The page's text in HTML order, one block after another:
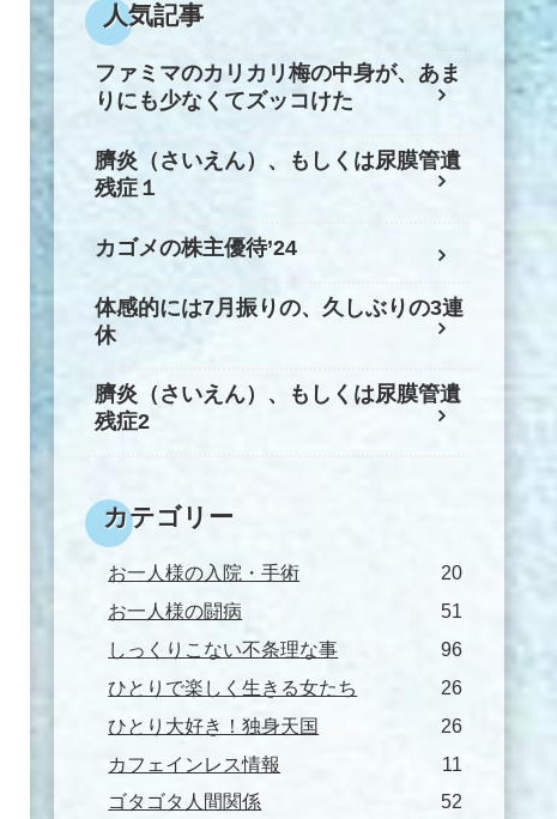
人気記事
ファミマのカリカリ梅の中身が、あま
りにも少なくてズッコけた
臍炎（さいえん）、もしくは尿膜管遺
残症１
カゴメの株主優待’24
体感的には7月振りの、久しぶりの3連
休
臍炎（さいえん）、もしくは尿膜管遺
残症2
カテゴリー
お一人様の入院・手術
20
お一人様の闘病
51
しっくりこない不条理な事
96
ひとりで楽しく生きる女たち
26
ひとり大好き！独身天国
26
カフェインレス情報
11
ゴタゴタ人間関係
52